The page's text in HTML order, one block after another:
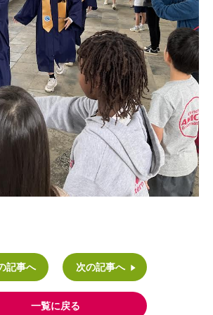
記事へ 次の記事へ
一覧に戻る